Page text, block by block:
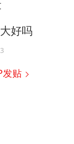
好吗
发贴